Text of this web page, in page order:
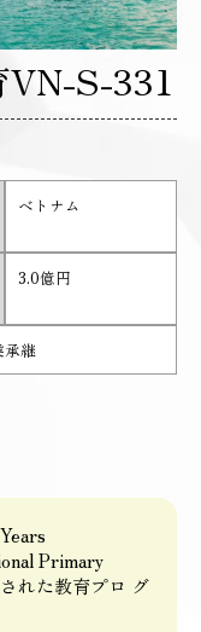
S-331
ベトナム
3.0億円
承継
Primary
れた教育プロ グ